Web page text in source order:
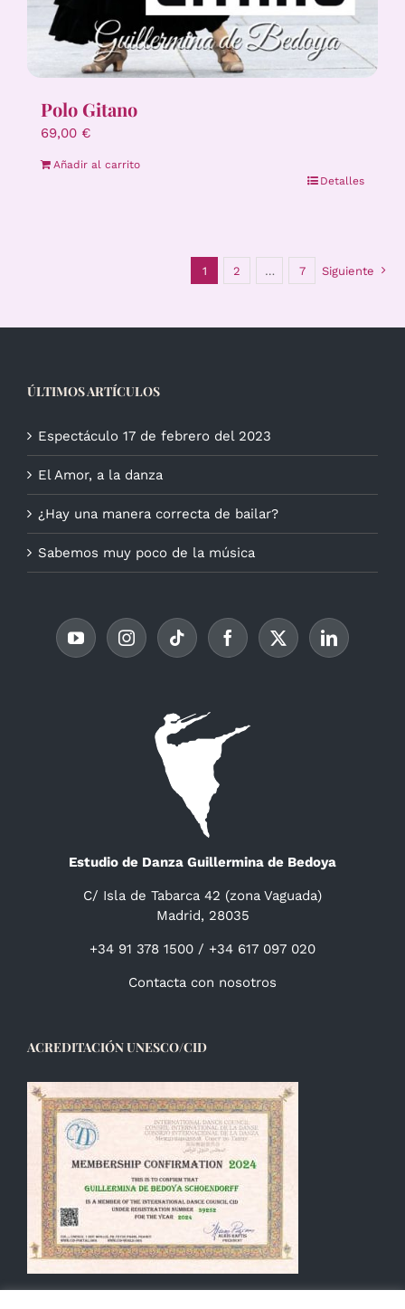
Polo Gitano
69,00 €
Añadir al carrito
Detalles
1 2 … 7 Siguiente
ÚLTIMOS ARTÍCULOS
Espectáculo 17 de febrero del 2023
El Amor, a la danza
¿Hay una manera correcta de bailar?
Sabemos muy poco de la música
Estudio de Danza Guillermina de Bedoya
C/ Isla de Tabarca 42 (zona Vaguada)
Madrid, 28035
+34 91 378 1500 / +34 617 097 020
Contacta con nosotros
ACREDITACIÓN UNESCO/CID